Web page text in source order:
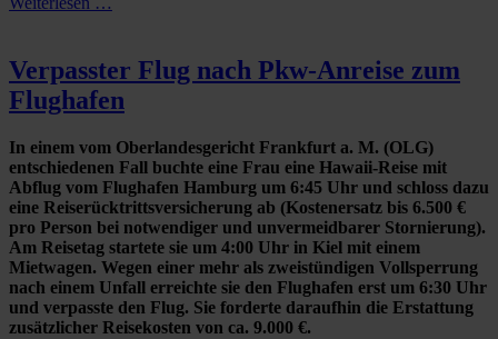
Verpasster Flug nach Pkw-Anreise zum
Flughafen
In einem vom Oberlandesgericht Frankfurt a. M. (OLG)
entschiedenen Fall buchte eine Frau eine Hawaii-Reise mit
Abflug vom Flughafen Hamburg um 6:45 Uhr und schloss dazu
eine Reiserücktrittsversicherung ab (Kostenersatz bis 6.500 €
pro Person bei notwendiger und unvermeidbarer Stornierung).
Am Reisetag startete sie um 4:00 Uhr in Kiel mit einem
Mietwagen. Wegen einer mehr als zweistündigen Vollsperrung
nach einem Unfall erreichte sie den Flughafen erst um 6:30 Uhr
und verpasste den Flug. Sie forderte daraufhin die Erstattung
zusätzlicher Reisekosten von ca. 9.000 €.